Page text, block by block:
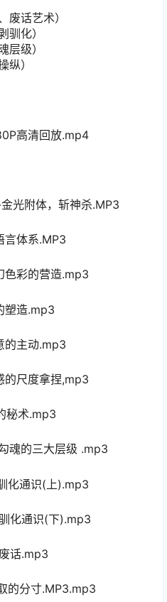
废话艺术）
驯化）
层级）
纵）
高清回放.mp4
光附体，斩神杀.MP3
言体系.MP3
色彩的营造.mp3
塑造.mp3
的主动.mp3
的尺度拿捏,mp3
秘术.mp3
魂的三大层级 .mp3
化通识(上).mp3
化通识(下).mp3
话.mp3
的分寸.MP3.mp3